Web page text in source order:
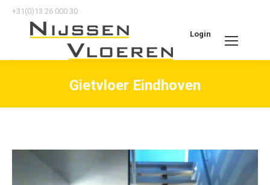
+31(0)13 26 000 30
Login
Search:
Gietvloer Eindhoven